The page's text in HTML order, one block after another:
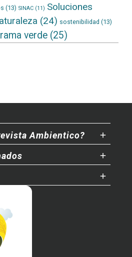
(13) SINAC(11) Soluciones
(24) sostenibilidad (13)
verde(25)
Ambientico?